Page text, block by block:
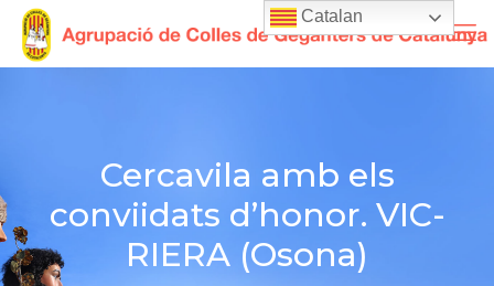
Cercavila amb els
conviidats d’honor. VIC-
RIERA (Osona)
Catalan